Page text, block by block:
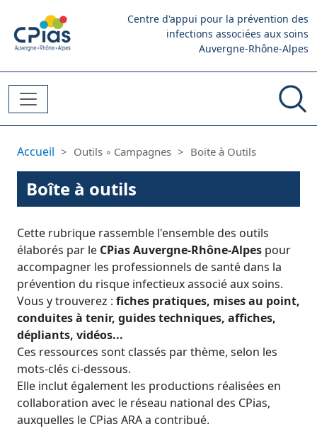
Centre d'appui pour la prévention des
infections associées aux soins
Auvergne-Rhône-Alpes
Fil d'Ariane
Accueil Outils ◦ Campagnes Boite à Outils
Boîte à outils
Cette rubrique rassemble l'ensemble des outils
élaborés par le CPias Auvergne-Rhône-Alpes pour
accompagner les professionnels de santé dans la
prévention du risque infectieux associé aux soins.
Vous y trouverez : fiches pratiques, mises au point,
conduites à tenir, guides techniques, affiches,
dépliants, vidéos...
Ces ressources sont classés par thème, selon les
mots-clés ci-dessous.
Elle inclut également les productions réalisées en
collaboration avec le réseau national des CPias,
auxquelles le CPias ARA a contribué.